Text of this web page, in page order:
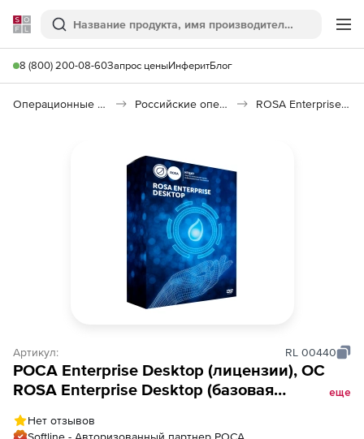
Softline
Поиск
8 (800) 200-08-60Запрос ценыИнферитБлог
Операционные системы Российские операционные системы (Импортозамещение) ROSA Enterprise Desktop
Артикул: RL 00440
РОСА Enterprise Desktop (лицензии), ОС
ROSA Enterprise Desktop (базовая
еще
Нет отзывов